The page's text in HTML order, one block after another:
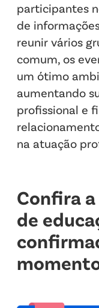
participantes
de
reunir vários
comum, os
um ótimo
aumentando
profissional e
na atuação
‍Confira
de